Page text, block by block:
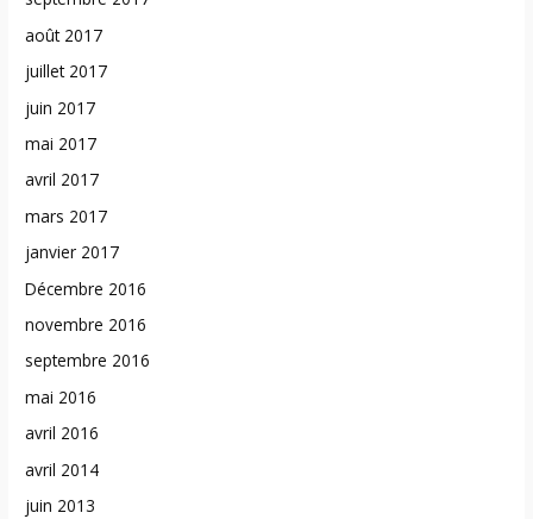
août 2017
juillet 2017
juin 2017
mai 2017
avril 2017
mars 2017
janvier 2017
Décembre 2016
novembre 2016
septembre 2016
mai 2016
avril 2016
avril 2014
juin 2013